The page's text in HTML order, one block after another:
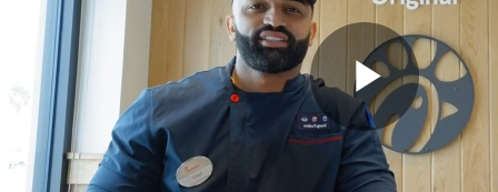
Play